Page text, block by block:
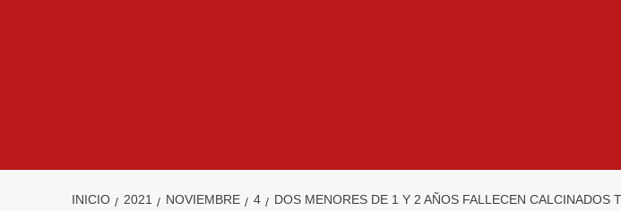
INICIO 2021 NOVIEMBRE 4 DOS MENORES DE 1 Y 2 AÑOS FALLECEN CALCINADOS